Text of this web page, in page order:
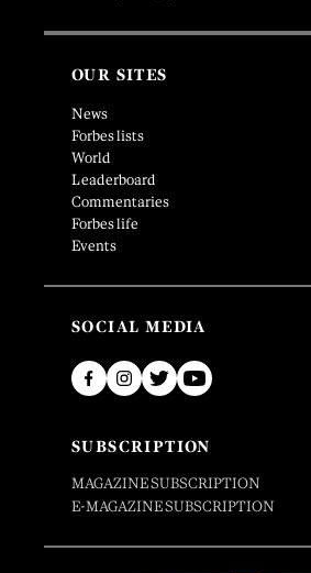
OUR SITES
News
Forbes lists
World
Leaderboard
Commentaries
Forbes life
Events
SOCIAL MEDIA
SUBSCRIPTION
MAGAZINE SUBSCRIPTION
E-MAGAZINE SUBSCRIPTION